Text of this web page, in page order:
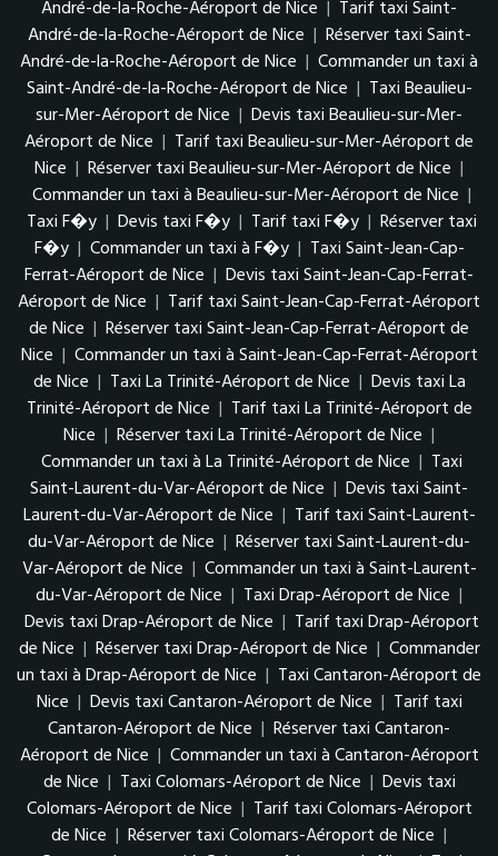
André-de-la-Roche-Aéroport de Nice | Tarif taxi Saint-
André-de-la-Roche-Aéroport de Nice | Réserver taxi Saint-
André-de-la-Roche-Aéroport de Nice | Commander un taxi à
Saint-André-de-la-Roche-Aéroport de Nice | Taxi Beaulieu-
sur-Mer-Aéroport de Nice | Devis taxi Beaulieu-sur-Mer-
Aéroport de Nice | Tarif taxi Beaulieu-sur-Mer-Aéroport de
Nice | Réserver taxi Beaulieu-sur-Mer-Aéroport de Nice |
Commander un taxi à Beaulieu-sur-Mer-Aéroport de Nice |
Taxi F�y | Devis taxi F�y | Tarif taxi F�y | Réserver taxi
F�y | Commander un taxi à F�y | Taxi Saint-Jean-Cap-
Ferrat-Aéroport de Nice | Devis taxi Saint-Jean-Cap-Ferrat-
Aéroport de Nice | Tarif taxi Saint-Jean-Cap-Ferrat-Aéroport
de Nice | Réserver taxi Saint-Jean-Cap-Ferrat-Aéroport de
Nice | Commander un taxi à Saint-Jean-Cap-Ferrat-Aéroport
de Nice | Taxi La Trinité-Aéroport de Nice | Devis taxi La
Trinité-Aéroport de Nice | Tarif taxi La Trinité-Aéroport de
Nice | Réserver taxi La Trinité-Aéroport de Nice |
Commander un taxi à La Trinité-Aéroport de Nice | Taxi
Saint-Laurent-du-Var-Aéroport de Nice | Devis taxi Saint-
Laurent-du-Var-Aéroport de Nice | Tarif taxi Saint-Laurent-
du-Var-Aéroport de Nice | Réserver taxi Saint-Laurent-du-
Var-Aéroport de Nice | Commander un taxi à Saint-Laurent-
du-Var-Aéroport de Nice | Taxi Drap-Aéroport de Nice |
Devis taxi Drap-Aéroport de Nice | Tarif taxi Drap-Aéroport
de Nice | Réserver taxi Drap-Aéroport de Nice | Commander
un taxi à Drap-Aéroport de Nice | Taxi Cantaron-Aéroport de
Nice | Devis taxi Cantaron-Aéroport de Nice | Tarif taxi
Cantaron-Aéroport de Nice | Réserver taxi Cantaron-
Aéroport de Nice | Commander un taxi à Cantaron-Aéroport
de Nice | Taxi Colomars-Aéroport de Nice | Devis taxi
Colomars-Aéroport de Nice | Tarif taxi Colomars-Aéroport
de Nice | Réserver taxi Colomars-Aéroport de Nice |